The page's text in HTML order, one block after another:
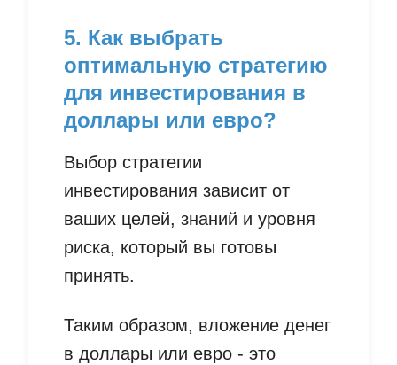
5. Как выбрать
оптимальную стратегию
для инвестирования в
доллары или евро?
Выбор стратегии
инвестирования зависит от
ваших целей, знаний и уровня
риска, который вы готовы
принять.
Таким образом, вложение денег
в доллары или евро - это